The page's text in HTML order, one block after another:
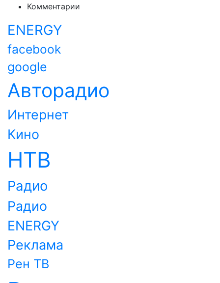
Комментарии
ENERGY
facebook
google
Авторадио
Интернет
Кино
НТВ
Радио
Радио
ENERGY
Реклама
Рен ТВ